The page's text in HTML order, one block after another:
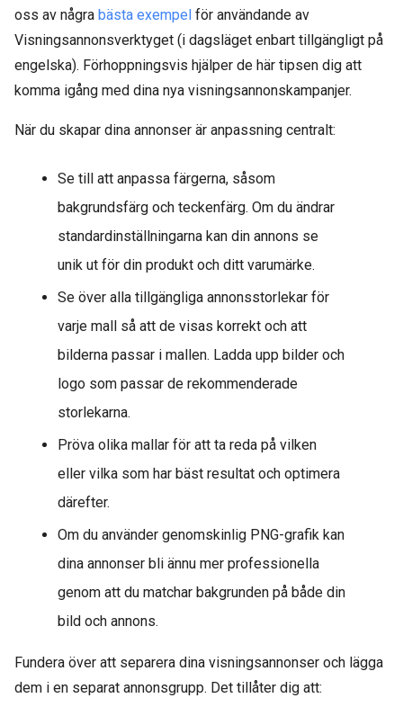
oss av några bästa exempel för användande av
Visningsannonsverktyget (i dagsläget enbart tillgängligt på
engelska). Förhoppningsvis hjälper de här tipsen dig att
komma igång med dina nya visningsannonskampanjer.
När du skapar dina annonser är anpassning centralt:
Se till att anpassa färgerna, såsom
bakgrundsfärg och teckenfärg. Om du ändrar
standardinställningarna kan din annons se
unik ut för din produkt och ditt varumärke.
Se över alla tillgängliga annonsstorlekar för
varje mall så att de visas korrekt och att
bilderna passar i mallen. Ladda upp bilder och
logo som passar de rekommenderade
storlekarna.
Pröva olika mallar för att ta reda på vilken
eller vilka som har bäst resultat och optimera
därefter.
Om du använder genomskinlig PNG-grafik kan
dina annonser bli ännu mer professionella
genom att du matchar bakgrunden på både din
bild och annons.
Fundera över att separera dina visningsannonser och lägga
dem i en separat annonsgrupp. Det tillåter dig att: